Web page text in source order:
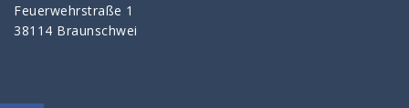
Feuerwehrstraße 1
38114 Braunschwei